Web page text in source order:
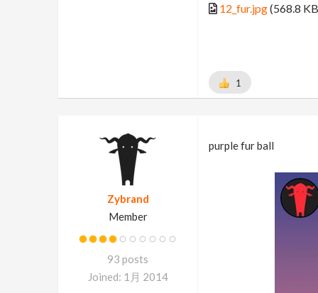
12_fur.jpg(568.8
1
Zybrand
Member
93 posts
Joined: 1月 2014
purple fur ball